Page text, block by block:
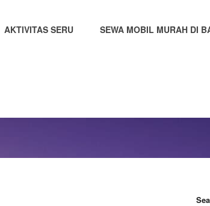
AKTIVITAS SERU SEWA MOBIL MURAH DI